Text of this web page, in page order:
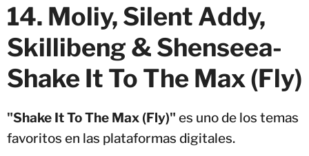
14. Moliy, Silent Addy,
Skillibeng & Shenseea-
Shake It To The Max (Fly)
"Shake It To The Max (Fly)" es uno de los temas
favoritos en las plataformas digitales.